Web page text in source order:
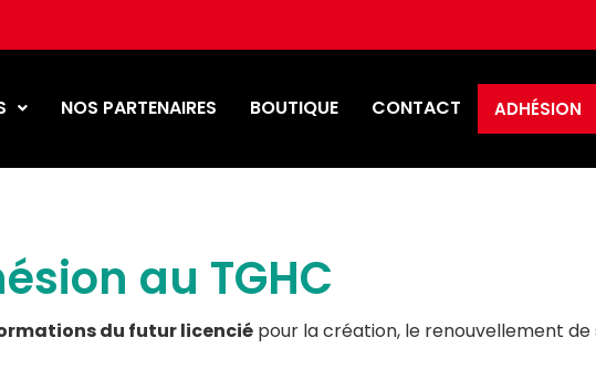
NOS PARTENAIRES BOUTIQUE CONTACT ADHÉSION
au TGHC
du futur licencié pour la création, le renouvellement